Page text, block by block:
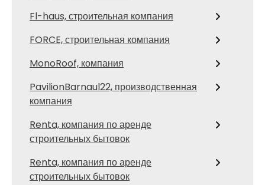
Fl-haus, строительная компания
FORCE, строительная компания
MonoRoof, компания
PavilionBarnaul22, производственная
компания
Renta, компания по аренде
строительных бытовок
Renta, компания по аренде
строительных бытовок